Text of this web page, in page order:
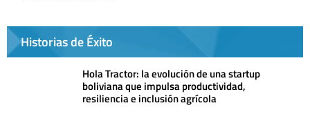
Historias de Éxito
Hola Tractor: la evolución de una startup
boliviana que impulsa productividad,
resiliencia e inclusión agrícola